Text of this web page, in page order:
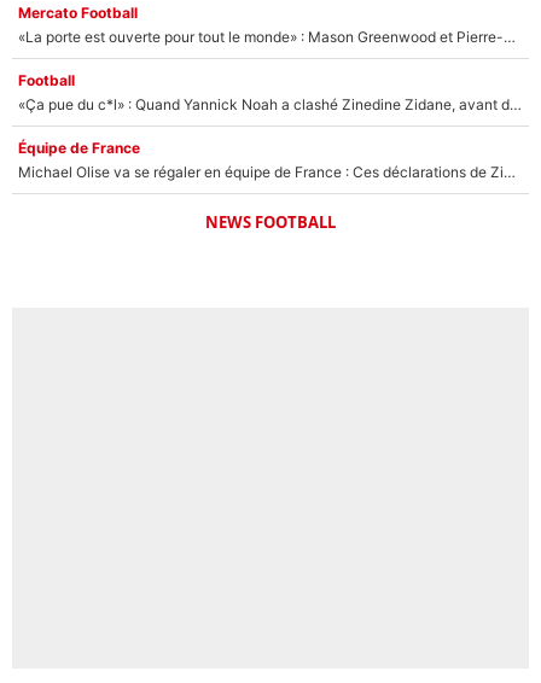
Mercato Football
«La porte est ouverte pour tout le monde» : Mason Greenwood et Pierre-Emerick Aubameyang ont quitté l'OM, Amine Gouiri balance sur la suite du mercato et sur la réaction du vestiaire !
Football
«Ça pue du c*l» : Quand Yannick Noah a clashé Zinedine Zidane, avant de se faire recadrer par le nouveau sélectionneur de l'équipe de France !
Équipe de France
Michael Olise va se régaler en équipe de France : Ces déclarations de Zinedine Zidane qui prouvent qu'il va tout miser sur la star du Bayern Munich !
NEWS FOOTBALL